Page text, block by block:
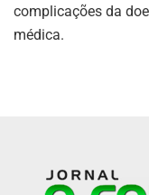
complicações da
médica.